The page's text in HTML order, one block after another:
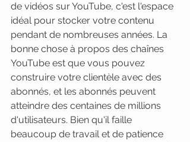
de vidéos sur YouTube, c'est l'espace
idéal pour stocker votre contenu
pendant de nombreuses années. La
bonne chose à propos des chaînes
YouTube est que vous pouvez
construire votre clientèle avec des
abonnés, et les abonnés peuvent
atteindre des centaines de millions
d'utilisateurs. Bien qu'il faille
beaucoup de travail et de patience